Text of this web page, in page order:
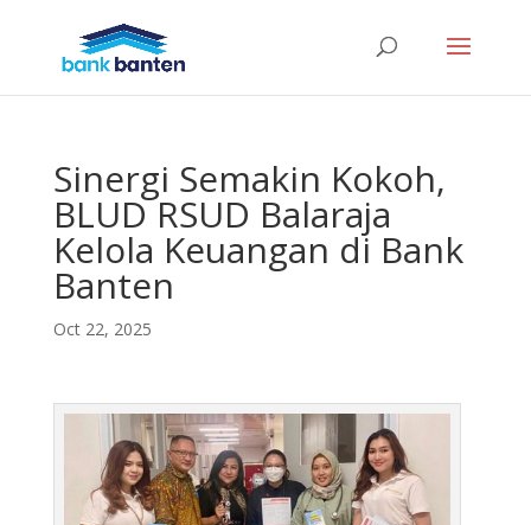
Sinergi Semakin Kokoh,
BLUD RSUD Balaraja
Kelola Keuangan di Bank
Banten
Oct 22, 2025